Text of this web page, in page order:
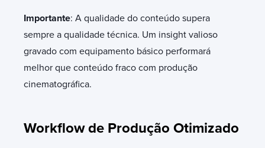
Importante: A qualidade do conteúdo supera
sempre a qualidade técnica. Um insight valioso
gravado com equipamento básico performará
melhor que conteúdo fraco com produção
cinematográfica.
Workflow de Produção Otimizado